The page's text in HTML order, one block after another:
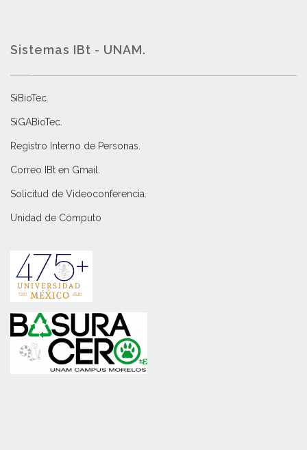
Sistemas IBt - UNAM.
SiBioTec
SiGABioTec.
Registro Interno de Personas
Correo IBt en Gmail
Solicitud de Videoconferencia.
Unidad de Cómputo